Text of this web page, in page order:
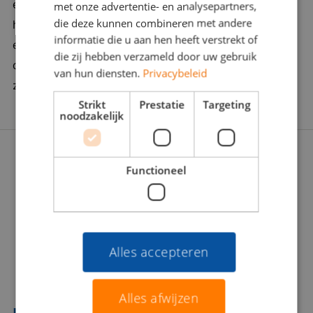
en kostenefficiënt te laten verlopen. Bedrijf in
vijf woorden: transparant, ambitieus,
internationaal, gedreven, ondernemend
ervaring en een vleugje verleidingskracht. Want soms
heb je een duwtje in de rug nodig. Wij zijn er om je
een zinvolle carrièrestap te laten zetten. Daarom
doorgronden we jou én de werkgever stevig: Wat
zoeken jullie écht? Zijn jullie voor elkaar gemaakt?
met onze advertentie- en analysepartners,
die deze kunnen combineren met andere
informatie die u aan hen heeft verstrekt of
die zij hebben verzameld door uw gebruik
van hun diensten. Privacybeleid
Strikt
noodzakelijk
Prestatie Targeting
Functioneel
Alles accepteren
Alles afwijzen